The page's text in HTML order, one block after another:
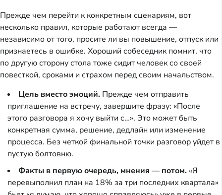
Прежде чем перейти к конкретным сценариям, вот
несколько правил, которые работают всегда —
независимо от того, просите ли вы повышение, отпуск или
признаетесь в ошибке. Хороший собеседник помнит, что
по другую сторону стола тоже сидит человек со своей
повесткой, сроками и страхом перед своим начальством.
Цель вместо эмоций. Прежде чем отправить
приглашение на встречу, завершите фразу: «После
этого разговора я хочу выйти с…». Это может быть
конкретная сумма, решение, дедлайн или изменение
процесса. Без четкой финальной точки разговор уйдет в
пустую болтовню.
Факты в первую очередь, мнения — потом. «Я
перевыполнил план на 18% за три последних квартала»